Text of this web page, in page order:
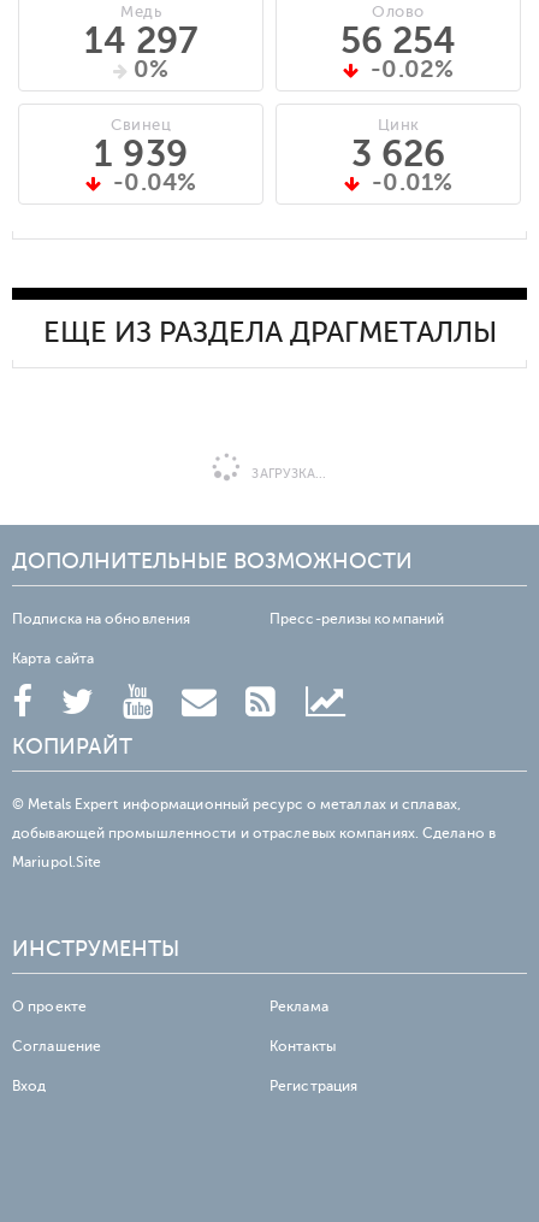
Медь
14 297
0%
Свинец
1 939
-0.04%
Олово
56 254
-0.02%
Цинк
3 626
-0.01%
ЕЩЕ ИЗ РАЗДЕЛА ДРАГМЕТАЛЛЫ
ЗАГРУЗКА...
ДОПОЛНИТЕЛЬНЫЕ ВОЗМОЖНОСТИ
Подписка на обновления Пресс-релизы компаний
Карта сайта
КОПИРАЙТ
© Metals Expert информационный ресурс о металлах и сплавах,
добывающей промышленности и отраслевых компаниях. Сделано в
Mariupol.Site
ИНСТРУМЕНТЫ
О проекте Реклама
Соглашение Контакты
Вход Регистрация